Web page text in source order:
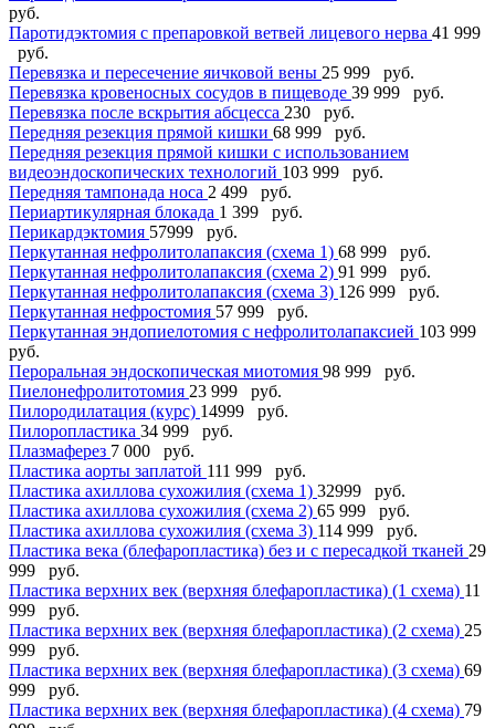
руб.
Паротидэктомия с препаровкой ветвей лицевого нерва 41 999
руб.
Перевязка и пересечение яичковой вены 25 999 руб.
Перевязка кровеносных сосудов в пищеводе 39 999 руб.
Перевязка после вскрытия абсцесса 230 руб.
Передняя резекция прямой кишки 68 999 руб.
Передняя резекция прямой кишки с использованием
видеоэндоскопических технологий 103 999 руб.
Передняя тампонада носа 2 499 руб.
Периартикулярная блокада 1 399 руб.
Перикардэктомия 57999 руб.
Перкутанная нефролитолапаксия (схема 1) 68 999 руб.
Перкутанная нефролитолапаксия (схема 2) 91 999 руб.
Перкутанная нефролитолапаксия (схема 3) 126 999 руб.
Перкутанная нефростомия 57 999 руб.
Перкутанная эндопиелотомия с нефролитолапаксией 103 999
руб.
Пероральная эндоскопическая миотомия 98 999 руб.
Пиелонефролитотомия 23 999 руб.
Пилородилатация (курс) 14999 руб.
Пилоропластика 34 999 руб.
Плазмаферез 7 000 руб.
Пластика аорты заплатой 111 999 руб.
Пластика ахиллова сухожилия (схема 1) 32999 руб.
Пластика ахиллова сухожилия (схема 2) 65 999 руб.
Пластика ахиллова сухожилия (схема 3) 114 999 руб.
Пластика века (блефаропластика) без и с пересадкой тканей 29
999 руб.
Пластика верхних век (верхняя блефаропластика) (1 схема) 11
999 руб.
Пластика верхних век (верхняя блефаропластика) (2 схема) 25
999 руб.
Пластика верхних век (верхняя блефаропластика) (3 схема) 69
999 руб.
Пластика верхних век (верхняя блефаропластика) (4 схема) 79